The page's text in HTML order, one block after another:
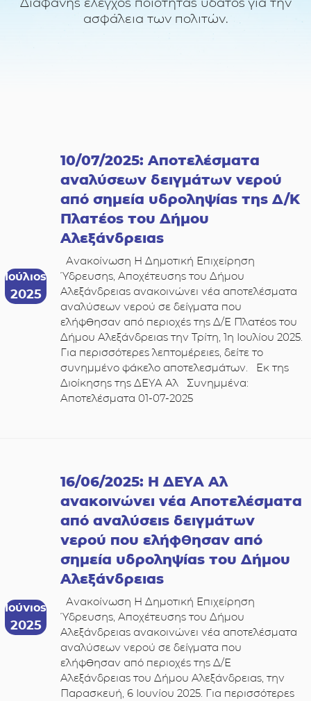
ασφάλεια των πολιτών.
Ιούλιος
2025
10/07/2025: Αποτελέσματα
αναλύσεων δειγμάτων νερού
από σημεία υδροληψίας της Δ/Κ
Πλατέος του Δήμου
Αλεξάνδρειας
Ανακοίνωση Η Δημοτική Επιχείρηση
Ύδρευσης, Αποχέτευσης του Δήμου
Αλεξάνδρειας ανακοινώνει νέα αποτελέσματα
αναλύσεων νερού σε δείγματα που
ελήφθησαν από περιοχές της Δ/Ε Πλατέος του
Δήμου Αλεξάνδρειας την Τρίτη, 1η Ιουλίου 2025.
Για περισσότερες λεπτομέρειες, δείτε το
συνημμένο φάκελο αποτελεσμάτων. Εκ της
Διοίκησης της ΔΕΥΑ Αλ Συνημμένα:
Αποτελέσματα 01-07-2025
Ιούνιος
2025
16/06/2025: Η ΔΕΥΑ Αλ
ανακοινώνει νέα Αποτελέσματα
από αναλύσεις δειγμάτων
νερού που ελήφθησαν από
σημεία υδροληψίας του Δήμου
Αλεξάνδρειας
Ανακοίνωση Η Δημοτική Επιχείρηση
Ύδρευσης, Αποχέτευσης του Δήμου
Αλεξάνδρειας ανακοινώνει νέα αποτελέσματα
αναλύσεων νερού σε δείγματα που
ελήφθησαν από περιοχές της Δ/Ε
Αλεξάνδρειας του Δήμου Αλεξάνδρειας, την
Παρασκευή, 6 Ιουνίου 2025. Για περισσότερες